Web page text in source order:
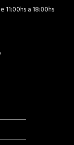
11:00hs a 18:00hs